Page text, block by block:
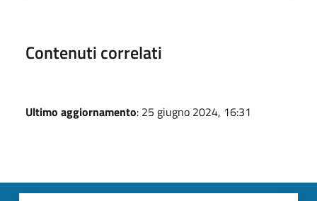
Contenuti correlati
Ultimo aggiornamento: 25 giugno 2024, 16:31